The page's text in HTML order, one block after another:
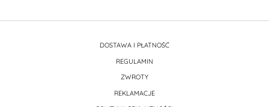
DOSTAWA I PŁATNOŚĆ
REGULAMIN
ZWROTY
REKLAMACJE